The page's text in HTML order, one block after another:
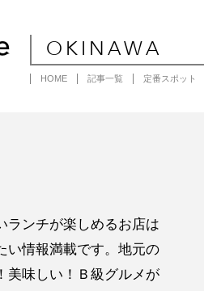
OKINAWA
HOME 記事一覧 定番スポット
ランチが楽しめるお店は
い情報満載です。地元の
美味しい！Ｂ級グルメが